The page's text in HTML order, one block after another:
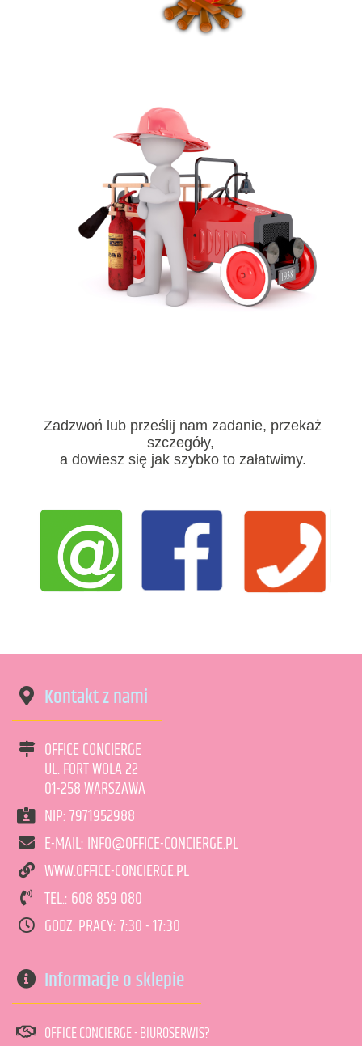
Zadzwoń lub prześlij nam zadanie, przekaż
szczegóły,
a dowiesz się jak szybko to załatwimy.
Kontakt z nami
OFFICE CONCIERGE
UL. FORT WOLA 22
01-258 WARSZAWA
NIP: 7971952988
E-MAIL: INFO@OFFICE-CONCIERGE.PL
WWW.OFFICE-CONCIERGE.PL
TEL.: 608 859 080
GODZ. PRACY: 7:30 - 17:30
Informacje o sklepie
OFFICE CONCIERGE - BIUROSERWIS?